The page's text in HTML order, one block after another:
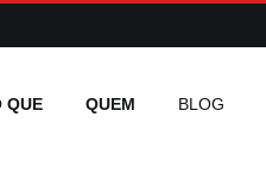
QUE QUEM BLOG